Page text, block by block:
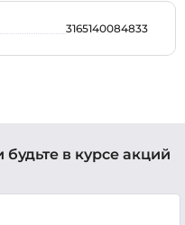
3165140084833
в курсе акций